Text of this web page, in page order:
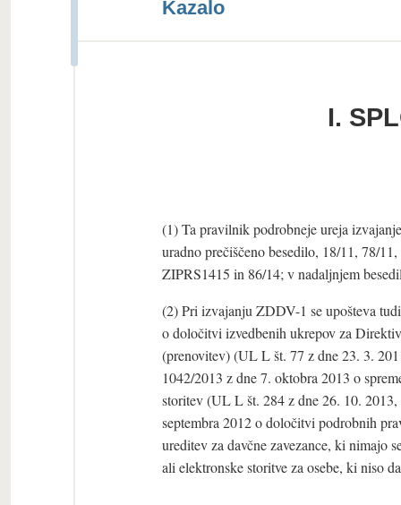
Kazalo
I.
(1) Ta pravilnik podrobneje ureja
uradno prečiščeno besedilo, 18/11, 78/
ZIPRS1415 in 86/14; v nadaljnjem
(2) Pri izvajanju ZDDV-1 se upošteva
o določitvi izvedbenih ukrepov za
(prenovitev) (UL L št. 77 z dne 23. 3.
1042/2013 z dne 7. oktobra 2013 o
storitev (UL L št. 284 z dne 26. 10.
septembra 2012 o določitvi podrobnih
ureditev za davčne zavezance, ki nimajo
ali elektronske storitve za osebe, ki niso